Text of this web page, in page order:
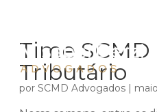
Time
Tributário
porSCMD Advogados |